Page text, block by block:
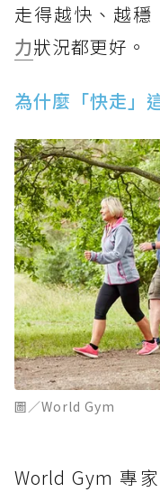
走得越快、越穩
力狀況都更好。
為什麼「快走」
圖／World Gym
World Gym 專